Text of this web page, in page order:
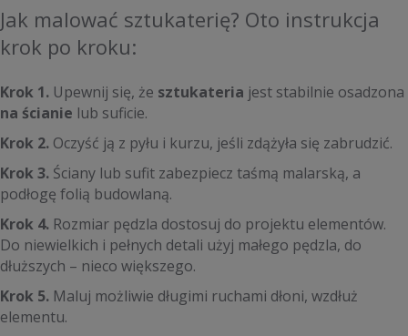
Jak malować sztukaterię? Oto instrukcja
krok po kroku:
Krok 1. Upewnij się, że sztukateria jest stabilnie osadzona
na ścianie lub suficie.
Krok 2. Oczyść ją z pyłu i kurzu, jeśli zdążyła się zabrudzić.
Krok 3. Ściany lub sufit zabezpiecz taśmą malarską, a
podłogę folią budowlaną.
Krok 4. Rozmiar pędzla dostosuj do projektu elementów.
Do niewielkich i pełnych detali użyj małego pędzla, do
dłuższych – nieco większego.
Krok 5. Maluj możliwie długimi ruchami dłoni, wzdłuż
elementu.